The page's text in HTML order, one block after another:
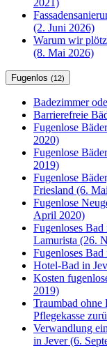
2021)
(2. Juni 2026)
Warum wir
(8. Mai 2026)
Fugenlos (12)
Badezimmer
Barrierefreie
Fugenlose
2020)
Fugenlose
2019)
Fugenlose
Friesland (6.
Fugenlose
April 2020)
Fugenloses
Lamurista (26.
Fugenloses
Hotel-Bad in
Kosten
2019)
Traumbad ohne
Pflegekasse
Verwandlung
in Jever (6.